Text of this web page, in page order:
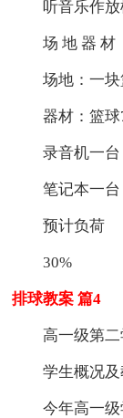
听音乐作
场 地 器 材
场地：一
器材：篮球
录音机一台
笔记本一台
预计负荷
30%
排球教案 篇4
高一级第
学生概况
今年高一